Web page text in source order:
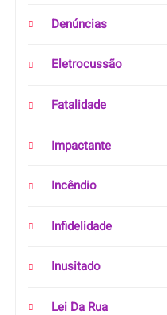
Denúncias
Eletrocussão
Fatalidade
Impactante
Incêndio
Infidelidade
Inusitado
Lei Da Rua